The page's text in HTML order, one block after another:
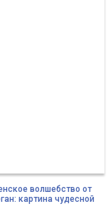
волшебство от
картина чудесной